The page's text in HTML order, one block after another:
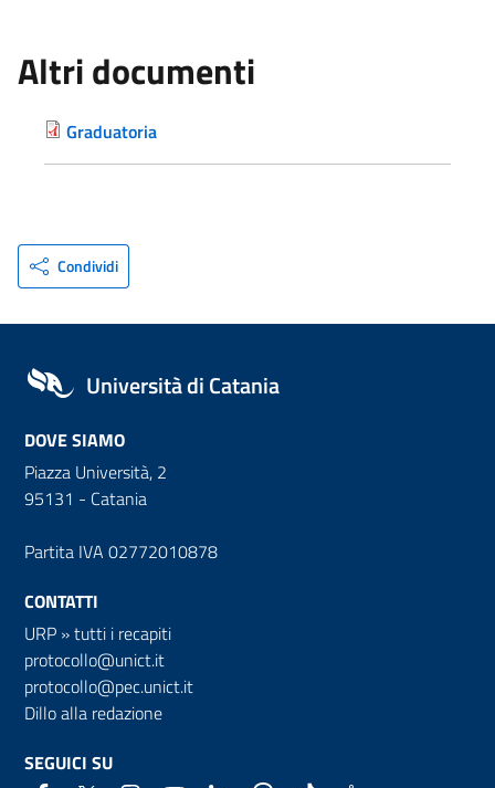
Altri documenti
Graduatoria
Condividi
Università di Catania
DOVE SIAMO
Piazza Università, 2
95131 - Catania
Partita IVA 02772010878
CONTATTI
URP »tutti i recapiti
protocollo@unict.it
protocollo@pec.unict.it
Dillo alla redazione
SEGUICI SU